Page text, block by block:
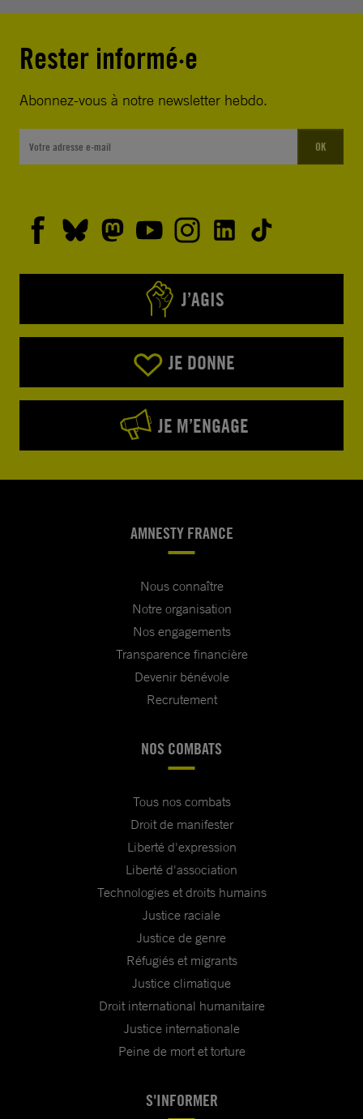
Rester informé·e
Abonnez-vous à notre newsletter hebdo.
OK
J’AGIS
JE DONNE
JE M’ENGAGE
AMNESTY FRANCE
Nous connaître
Notre organisation
Nos engagements
Transparence financière
Devenir bénévole
Recrutement
NOS COMBATS
Tous nos combats
Droit de manifester
Liberté d'expression
Liberté d'association
Technologies et droits humains
Justice raciale
Justice de genre
Réfugiés et migrants
Justice climatique
Droit international humanitaire
Justice internationale
Peine de mort et torture
S'INFORMER